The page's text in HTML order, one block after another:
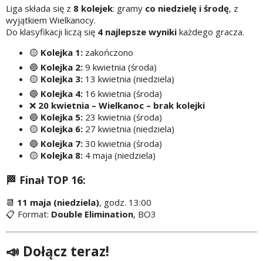
Liga składa się z 8 kolejek: gramy co niedzielę i środę, z
wyjątkiem Wielkanocy.
Do klasyfikacji liczą się 4 najlepsze wyniki każdego gracza.
🟡 Kolejka 1: zakończono
🔵 Kolejka 2: 9 kwietnia (środa)
🟡 Kolejka 3: 13 kwietnia (niedziela)
🔵 Kolejka 4: 16 kwietnia (środa)
❌ 20 kwietnia – Wielkanoc – brak kolejki
🔵 Kolejka 5: 23 kwietnia (środa)
🟡 Kolejka 6: 27 kwietnia (niedziela)
🔵 Kolejka 7: 30 kwietnia (środa)
🟡 Kolejka 8: 4 maja (niedziela)
🏁 Finał TOP 16:
📆 11 maja (niedziela), godz. 13:00
📋 Format: Double Elimination, BO3
📣 Dołącz teraz!